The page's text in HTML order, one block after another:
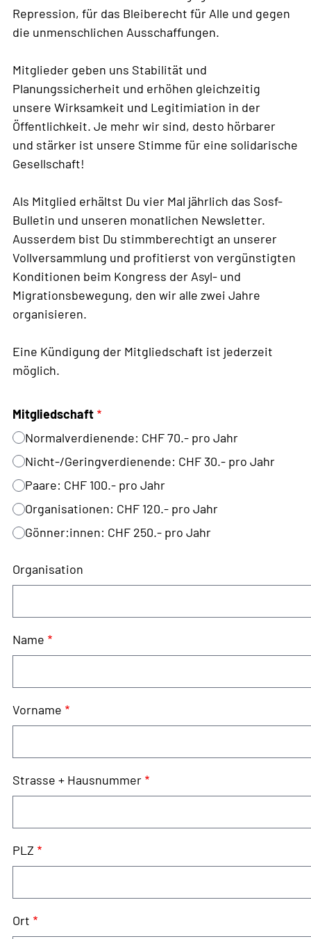
Repression, für das Bleiberecht für Alle und gegen
die unmenschlichen Ausschaffungen.
Mitglieder geben uns Stabilität und
Planungssicherheit und erhöhen gleichzeitig
unsere Wirksamkeit und Legitimiation in der
Öffentlichkeit. Je mehr wir sind, desto hörbarer
und stärker ist unsere Stimme für eine solidarische
Gesellschaft!
Als Mitglied erhältst Du vier Mal jährlich das Sosf-
Bulletin und unseren monatlichen Newsletter.
Ausserdem bist Du stimmberechtigt an unserer
Vollversammlung und profitierst von vergünstigten
Konditionen beim Kongress der Asyl- und
Migrationsbewegung, den wir alle zwei Jahre
organisieren.
Eine Kündigung der Mitgliedschaft ist jederzeit
möglich.
Mitgliedschaft
Normalverdienende: CHF 70.- pro Jahr
Nicht-/Geringverdienende: CHF 30.- pro Jahr
Paare: CHF 100.- pro Jahr
Organisationen: CHF 120.- pro Jahr
Gönner:innen: CHF 250.- pro Jahr
Organisation
Name
Vorname
Strasse + Hausnummer
PLZ
Ort